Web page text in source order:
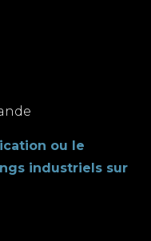
ou le
industriels sur